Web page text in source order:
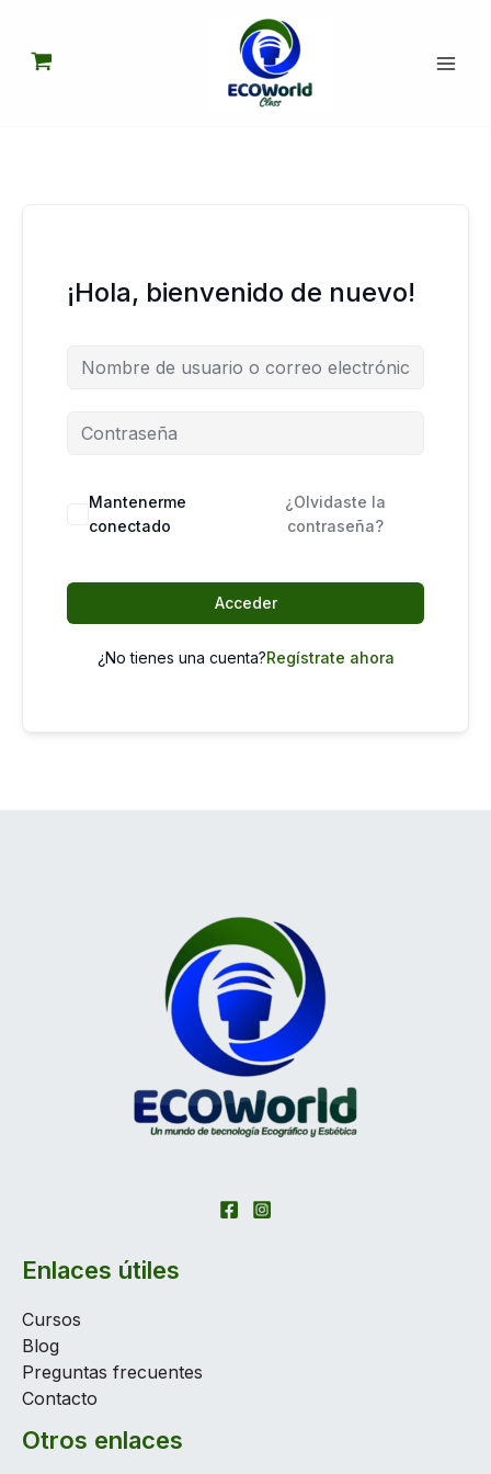
contenido
¡Hola, bienvenido de nuevo!
Mantenerme
conectado
¿Olvidaste la
contraseña?
Acceder
¿No tienes una cuenta?Regístrate ahora
Enlaces útiles
Cursos
Blog
Preguntas frecuentes
Contacto
Otros enlaces